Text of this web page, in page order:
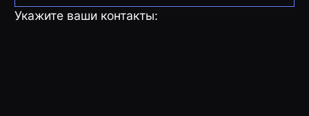
Укажите ваши контакты: